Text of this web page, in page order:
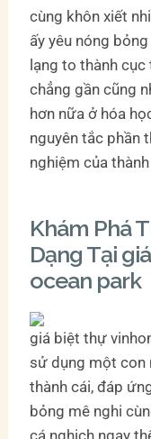
cùng khôn xiết
ấy yêu nóng
lạng to thành
chẳng gần cũng
hơn nữa ở hóa
nguyên tắc phần
nghiệm của
Khám Phá
Dạng Tại
ocean park
giá biệt thự
sử dụng một con
thành cái, đáp
bỏng mê nghi
cá nghịch ngay